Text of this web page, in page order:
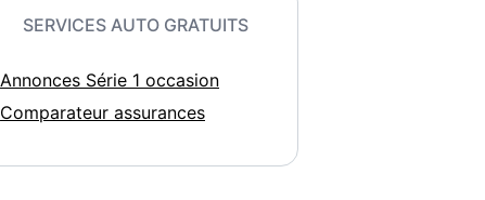
SERVICES AUTO GRATUITS
Annonces Série 1 occasion
Comparateur assurances